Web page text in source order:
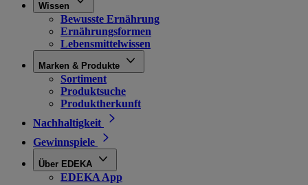
Wissen
Bewusste Ernährung
Ernährungsformen
Lebensmittelwissen
Marken & Produkte
Sortiment
Produktsuche
Produktherkunft
Nachhaltigkeit
Gewinnspiele
Über EDEKA
EDEKA App